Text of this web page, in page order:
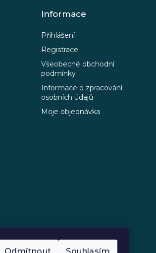
Informace
Přihlášení
Registrace
Všeobecné obchodní
podmínky
Informace o zpracování
osobních údajů
Moje objednávka